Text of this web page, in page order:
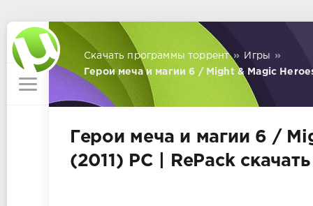
Скачать программы торрент » Игры
»
Герои меча и магии 6 / Might & Magic
Герои меча и магии 6 /
(2011) PC | RePack